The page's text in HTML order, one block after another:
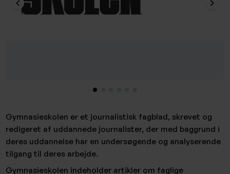
Gymnasieskolen er et journalistisk fagblad, skrevet og
redigeret af uddannede journalister, der med baggrund i
deres uddannelse har en undersøgende og analyserende
tilgang til deres arbejde.
Gymnasieskolen indeholder artikler om faglige